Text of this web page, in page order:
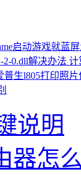
启动游戏就蓝
计
普生l805打印照
说明
器怎